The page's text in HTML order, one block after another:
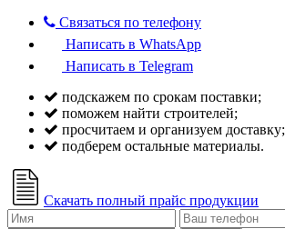
Связаться по телефону
Написать в WhatsApp
Написать в Telegram
подскажем по срокам поставки;
поможем найти строителей;
просчитаем и организуем доставку;
подберем остальные материалы.
Скачать полный прайс продукции